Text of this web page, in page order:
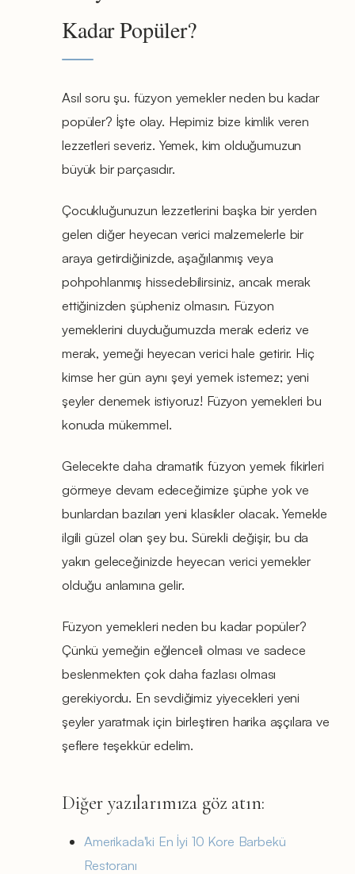
Kadar Popüler?
Asıl soru şu. füzyon yemekler neden bu kadar
popüler? İşte olay. Hepimiz bize kimlik veren
lezzetleri severiz. Yemek, kim olduğumuzun
büyük bir parçasıdır.
Çocukluğunuzun lezzetlerini başka bir yerden
gelen diğer heyecan verici malzemelerle bir
araya getirdiğinizde, aşağılanmış veya
pohpohlanmış hissedebilirsiniz, ancak merak
ettiğinizden şüpheniz olmasın. Füzyon
yemeklerini duyduğumuzda merak ederiz ve
merak, yemeği heyecan verici hale getirir. Hiç
kimse her gün aynı şeyi yemek istemez; yeni
şeyler denemek istiyoruz! Füzyon yemekleri bu
konuda mükemmel.
Gelecekte daha dramatik füzyon yemek fikirleri
görmeye devam edeceğimize şüphe yok ve
bunlardan bazıları yeni klasikler olacak. Yemekle
ilgili güzel olan şey bu. Sürekli değişir, bu da
yakın geleceğinizde heyecan verici yemekler
olduğu anlamına gelir.
Füzyon yemekleri neden bu kadar popüler?
Çünkü yemeğin eğlenceli olması ve sadece
beslenmekten çok daha fazlası olması
gerekiyordu. En sevdiğimiz yiyecekleri yeni
şeyler yaratmak için birleştiren harika aşçılara ve
şeflere teşekkür edelim.
Diğer yazılarımıza göz atın:
Amerikada'ki En İyi 10 Kore Barbekü
Restoranı